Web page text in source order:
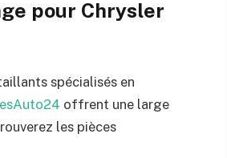
pour Chrysler
spécialisés en
offrent une large
les pièces